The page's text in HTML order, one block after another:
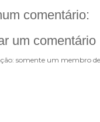
comentário:
um comentário
somente um membro